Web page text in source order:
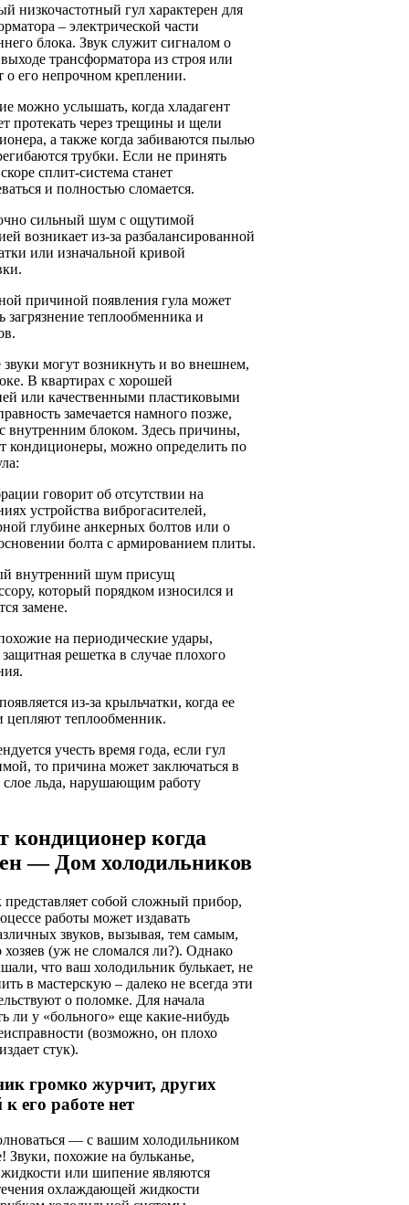
низкочастотный гул характерен для
– электрической части
блока. Звук служит сигналом о
трансформатора из строя или
о его непрочном креплении.
можно услышать, когда хладагент
протекать через трещины и щели
а также когда забиваются пылью
трубки. Если не принять
сплит-система станет
и полностью сломается.
сильный шум с ощутимой
возникает из-за разбалансированной
или изначальной кривой
причиной появления гула может
загрязнение теплообменника и
могут возникнуть и во внешнем,
В квартирах с хорошей
или качественными пластиковыми
замечается намного позже,
внутренним блоком. Здесь причины,
кондиционеры, можно определить по
говорит об отсутствии на
устройства виброгасителей,
глубине анкерных болтов или о
болта с армированием плиты.
внутренний шум присущ
который порядком износился и
замене.
на периодические удары,
защитная решетка в случае плохого
из-за крыльчатки, когда ее
цепляют теплообменник.
учесть время года, если гул
то причина может заключаться в
льда, нарушающим работу
кондиционер когда
— Дом холодильников
собой сложный прибор,
работы может издавать
звуков, вызывая, тем самым,
хозяев (уж не сломался ли?). Однако
что ваш холодильник булькает, не
в мастерскую – далеко не всегда эти
о поломке. Для начала
ли у «больного» еще какие-нибудь
(возможно, он плохо
стук).
громко журчит, других
его работе нет
— с вашим холодильником
Звуки, похожие на бульканье,
или шипение являются
охлаждающей жидкости